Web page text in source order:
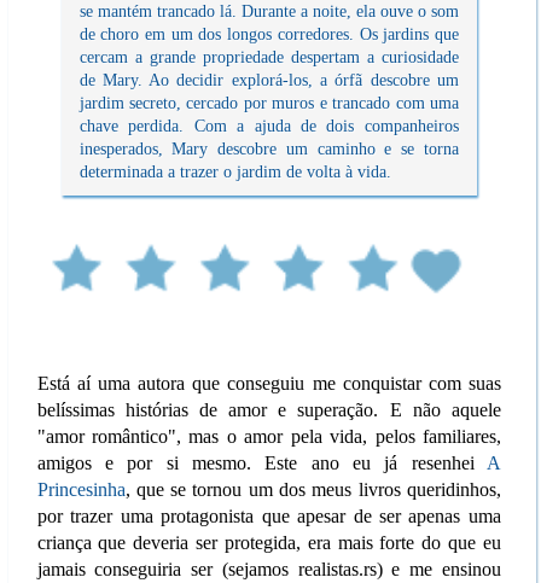
se mantém trancado lá. Durante a noite, ela ouve o som
de choro em um dos longos corredores. Os jardins que
cercam a grande propriedade despertam a curiosidade
de Mary. Ao decidir explorá-los, a órfã descobre um
jardim secreto, cercado por muros e trancado com uma
chave perdida. Com a ajuda de dois companheiros
inesperados, Mary descobre um caminho e se torna
determinada a trazer o jardim de volta à vida.
Está aí uma autora que conseguiu me conquistar com suas
belíssimas histórias de amor e superação. E não aquele
"amor romântico", mas o amor pela vida, pelos familiares,
amigos e por si mesmo. Este ano eu já resenhei A
Princesinha, que se tornou um dos meus livros queridinhos,
por trazer uma protagonista que apesar de ser apenas uma
criança que deveria ser protegida, era mais forte do que eu
jamais conseguiria ser (sejamos realistas.rs) e me ensinou